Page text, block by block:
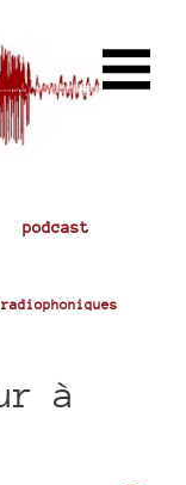
podcast
à